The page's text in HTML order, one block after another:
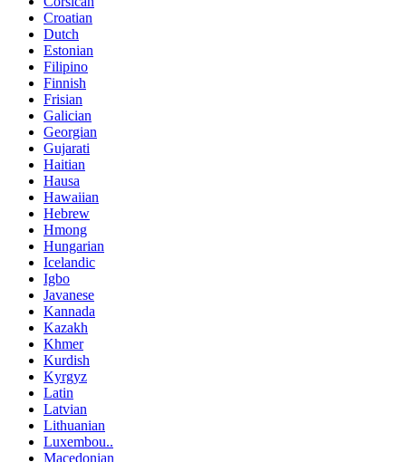
Croatian
Dutch
Estonian
Filipino
Finnish
Frisian
Galician
Georgian
Gujarati
Haitian
Hausa
Hawaiian
Hebrew
Hmong
Hungarian
Icelandic
Igbo
Javanese
Kannada
Kazakh
Khmer
Kurdish
Kyrgyz
Latin
Latvian
Lithuanian
Luxembou..
Macedonian